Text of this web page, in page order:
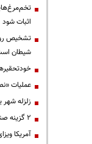
اثبات شود
تشخیص
شیطان
عملیات «نصر ۷» چه هدفی را دنبال
زلزله شهر
۲ گزینه صنعا برای ریاض
آمریکا